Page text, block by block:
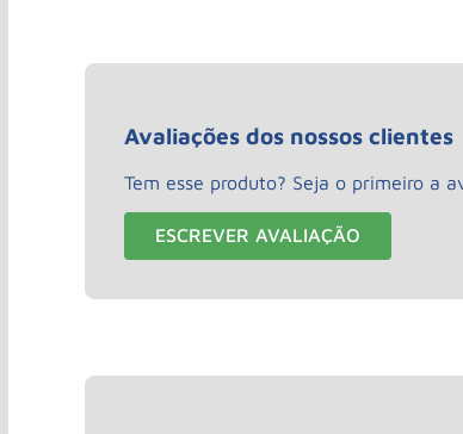
Avaliações dos nossos clientes
Tem esse produto? Seja o primeiro a
ESCREVER AVALIAÇÃO